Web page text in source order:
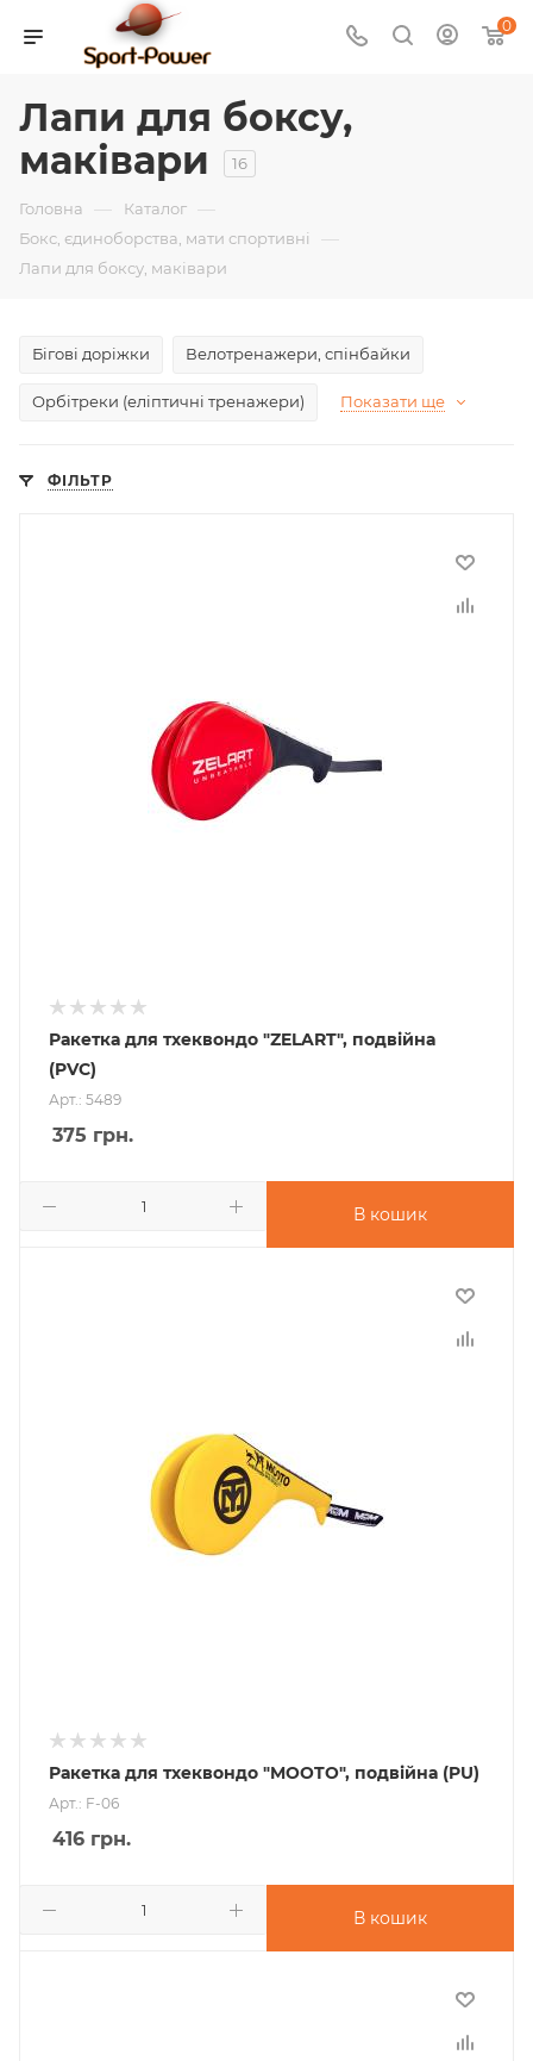
0
Лапи для боксу,
маківари
16
Головна — Каталог —
Бокс, єдиноборства, мати спортивні —
Лапи для боксу, маківари
Бігові доріжки Велотренажери, спінбайки
Орбітреки (еліптичні тренажери) Показати ще
ФІЛЬТР
Ракетка для тхеквондо "ZELART", подвійна
(PVC)
Арт.: 5489
375 грн.
В кошик
Ракетка для тхеквондо "MOOTO", подвійна (PU)
Арт.: F-06
416 грн.
В кошик